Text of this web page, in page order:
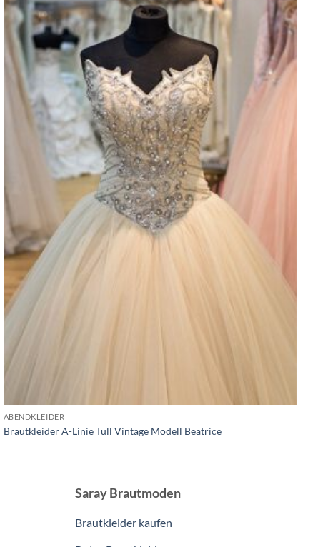
ABENDKLEIDER
Brautkleider A-Linie Tüll Vintage Modell Beatrice
Saray Brautmoden
Brautkleider kaufen